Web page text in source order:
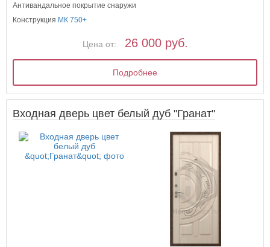
Антивандальное покрытие снаружи
Конструкция МК 750+
Цена от: 26 000 руб.
Подробнее
Входная дверь цвет белый дуб "Гранат"